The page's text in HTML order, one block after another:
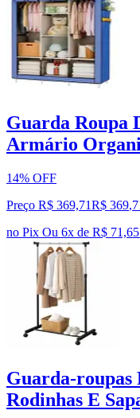
Guarda Roupa
Armário
14% OFF
Preço R$ 369,71R$ 369,
no Pix Ou 6x de R$
Guarda-
Rodinhas E